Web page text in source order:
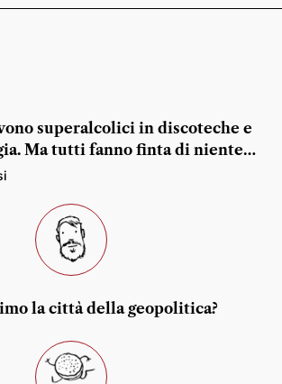
superalcolici in discoteche e
Ma tutti fanno finta di niente…
la città della geopolitica?